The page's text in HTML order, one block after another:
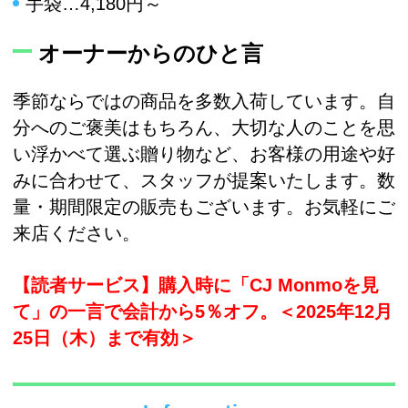
オーナーからのひと言
季節ならではの商品を多数入荷しています。自
分へのご褒美はもちろん、大切な人のことを思
い浮かべて選ぶ贈り物など、お客様の用途や好
みに合わせて、スタッフが提案いたします。数
量・期間限定の販売もございます。お気軽にご
来店ください。
【読者サービス】購入時に「CJ Monmoを見
て」の一言で会計から5％オフ。＜2025年12月
25日（木）まで有効＞